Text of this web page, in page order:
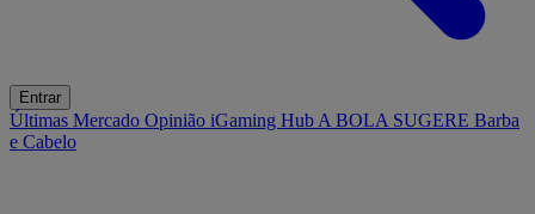
Entrar
Últimas Mercado Opinião iGaming Hub A BOLA SUGERE Barba
e Cabelo